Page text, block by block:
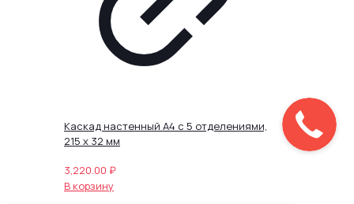
Каскад настенный А4 с 5 отделениями,
215 х 32 мм
3,220.00 ₽
В корзину